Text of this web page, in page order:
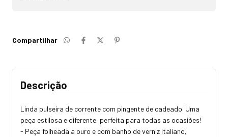
Compartilhar
Descrição
Linda pulseira de corrente com pingente de cadeado. Uma
peça estilosa e diferente, perfeita para todas as ocasiões!
- Peça folheada a ouro e com banho de verniz italiano,